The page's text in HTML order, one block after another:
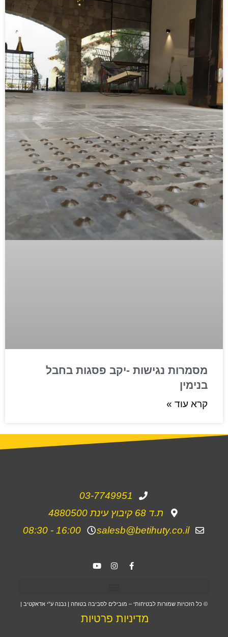
מסמרות נגישות -יקב פסגות בחבל
בנימין
קרא עוד »
03-7749951
ת.ד 68 קיבוץ עינת 4880500
salesb@betihuty.co.il
16:00 - 08:30
© כל הזכויות שמורות לבטיחותי – מובילים לסביבה בטוחה | נבנה ע”י אדאקטיב |
מדיניות פרטיות